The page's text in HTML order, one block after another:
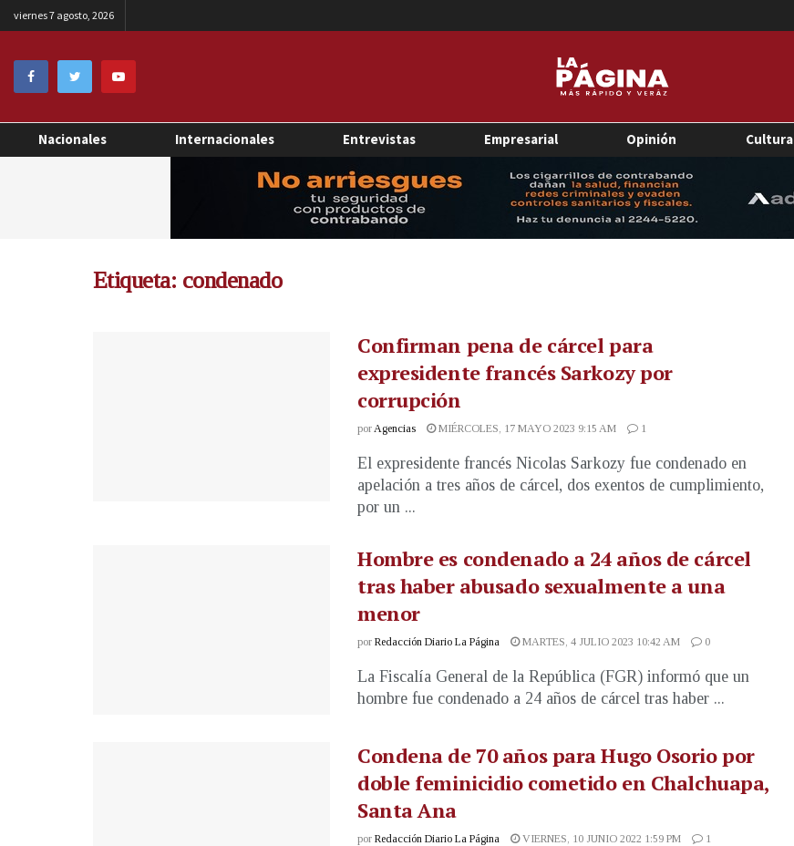
viernes 7 agosto, 2026
Nacionales Internacionales Entrevistas Empresarial Opinión Cultura
Etiqueta: condenado
Confirman pena de cárcel para
expresidente francés Sarkozy por
corrupción
porAgencias MIÉRCOLES, 17 MAYO 2023 9:15 AM 1
El expresidente francés Nicolas Sarkozy fue condenado en
apelación a tres años de cárcel, dos exentos de cumplimiento,
por un ...
Hombre es condenado a 24 años de cárcel
tras haber abusado sexualmente a una
menor
por Redacción Diario La Página MARTES, 4 JULIO 2023 10:42 AM 0
La Fiscalía General de la República (FGR) informó que un
hombre fue condenado a 24 años de cárcel tras haber ...
Condena de 70 años para Hugo Osorio por
doble feminicidio cometido en Chalchuapa,
Santa Ana
por Redacción Diario La Página VIERNES, 10 JUNIO 2022 1:59 PM 1